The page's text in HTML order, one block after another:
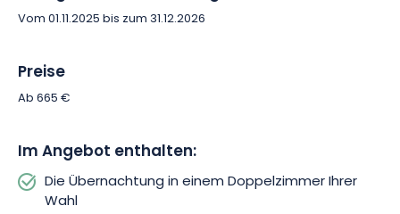
Geschmackserlebnis verwöhnen!
können Sie das Paket mit einer Entspannungssitzung
abrunden. Sie haben unbegrenzten Zugang zum Spa von 15:30
Pools, 5 Saunen, ein Dampfbad-Tepidarium, ein belebendes
nordisches Bad, Sinnesduschen, Sprudelstrände sowie
hängende Ruhenester. Sie erhalten einen persönlichen Korb
mit Handtüchern, Bademänteln und Hausschuhen, damit jeder
Vom 01.11.2025 bis zum 31.12.2026
Preise
Ab 665 €
Im Angebot enthalten:
Die Übernachtung in einem Doppelzimmer Ihrer
Wahl